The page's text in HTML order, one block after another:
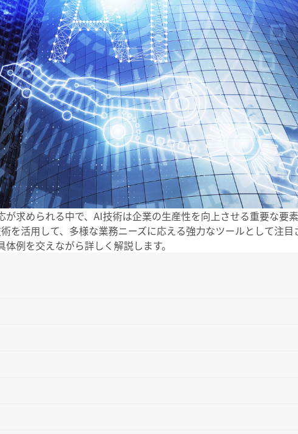
求められる中で、AI技術は企業の生産性を向上させる重要な要
を活用して、多様な業務ニーズに応える強力なツールとして注目
例を交えながら詳しく解説します。